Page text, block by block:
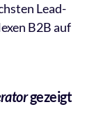
Lead-
B2B auf
gezeigt